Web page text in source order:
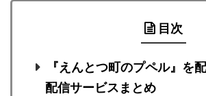
目次
『えんとつ町のプペル』を
配信サービスまとめ